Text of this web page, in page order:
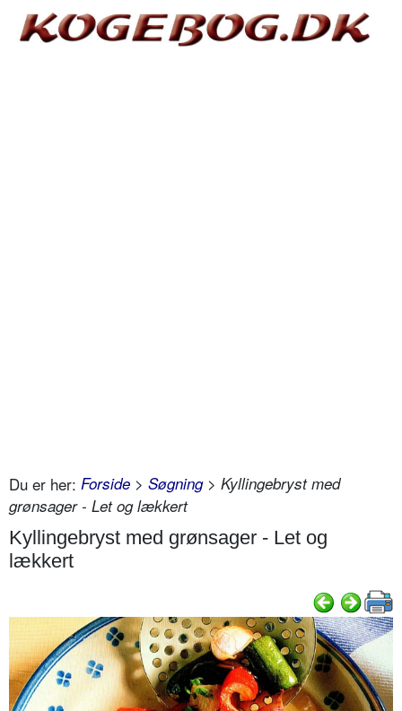
Du er her: Forside > Søgning> Kyllingebryst med
grønsager - Let og lækkert
Kyllingebryst med grønsager - Let og
lækkert